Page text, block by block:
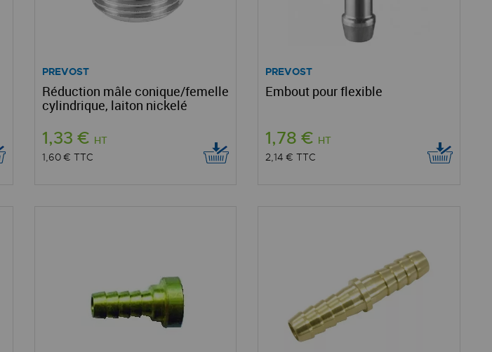
PREVOST
Réduction mâle conique/femelle
cylindrique, laiton nickelé
1,33 € HT
1,60 € TTC
PREVOST
Embout pour flexible
1,78 € HT
2,14 €TTC